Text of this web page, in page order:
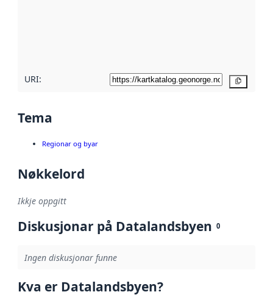
URI:
Tema
Regionar og byar
Nøkkelord
Ikkje oppgitt
Diskusjonar på Datalandsbyen 0
Ingen diskusjonar funne
Kva er Datalandsbyen?